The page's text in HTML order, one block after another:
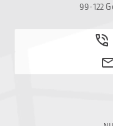
99-122